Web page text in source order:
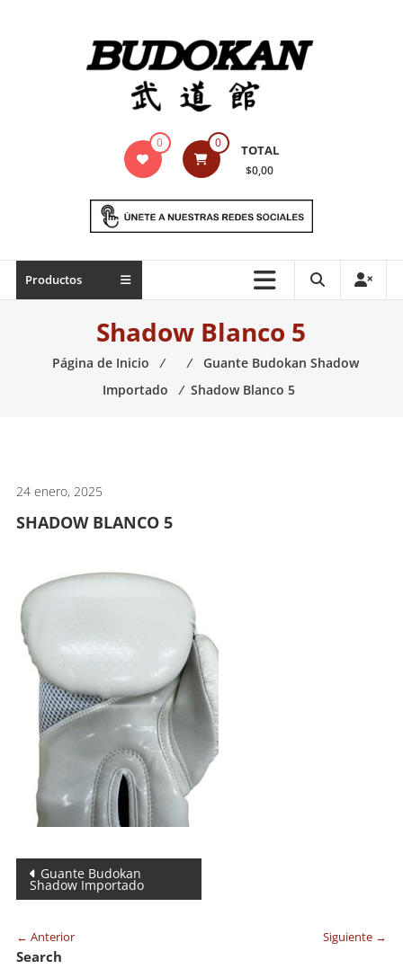
Indumentaria
marciales
Todo
necesario
0 0 TOTAL
$0,00
Productos
Shadow Blanco 5
Página de Inicio ⁄ ⁄
Guante Budokan Shadow
Importado
⁄ Shadow Blanco 5
24 enero, 2025
SHADOW BLANCO 5
Navegación
de
entradas
Guante Budokan
Shadow Importado
← Anterior Siguiente →
Search